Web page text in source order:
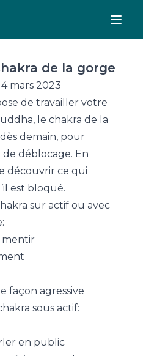
de la gorge
mars 2023
de travailler votre
le chakra de la
demain, pour
déblocage. En
découvrir ce qui
est bloqué.
sur actif ou avec
mentir
façon agressive
sous actif:
en public